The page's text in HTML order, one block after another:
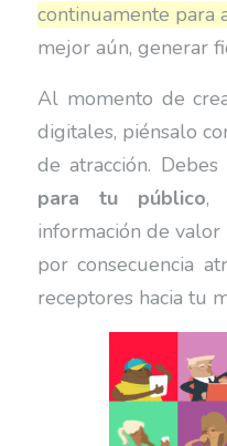
continuamente para
mejor aún, generar
Al momento de
digitales, piénsalo
de atracción. Debes
para tu público,
información de
por consecuencia
receptores hacia tu